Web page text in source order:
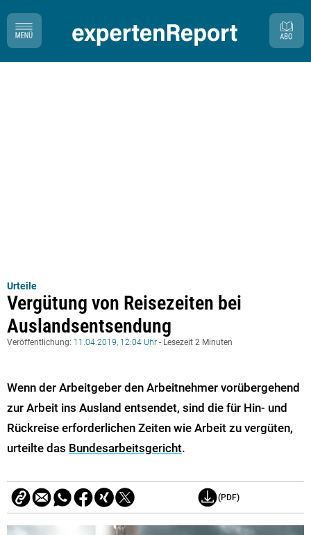
Urteile
Vergütung von Reisezeiten bei
Auslandsentsendung
Veröffentlichung: 11.04.2019, 12:04 Uhr - Lesezeit 2 Minuten
Wenn der Arbeitgeber den Arbeitnehmer vorübergehend
zur Arbeit ins Ausland entsendet, sind die für Hin- und
Rückreise erforderlichen Zeiten wie Arbeit zu vergüten,
urteilte das Bundesarbeitsgericht.
(PDF)